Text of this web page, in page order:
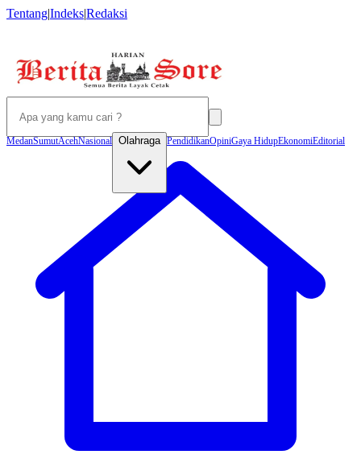
Tentang|Indeks|Redaksi
MedanSumutAcehNasional Olahraga PendidikanOpiniGaya HidupEkonomiEditorial